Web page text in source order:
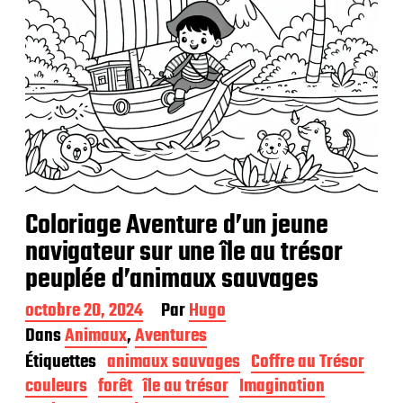
Coloriage Aventure d’un jeune
navigateur sur une île au trésor
peuplée d’animaux sauvages
D
a
t
e
d
octobre 20, 2024 ParHugo
DansAnimaux,Aventures
Étiquettes animaux sauvages Coffre au Trésor
couleurs forêt île au trésor Imagination